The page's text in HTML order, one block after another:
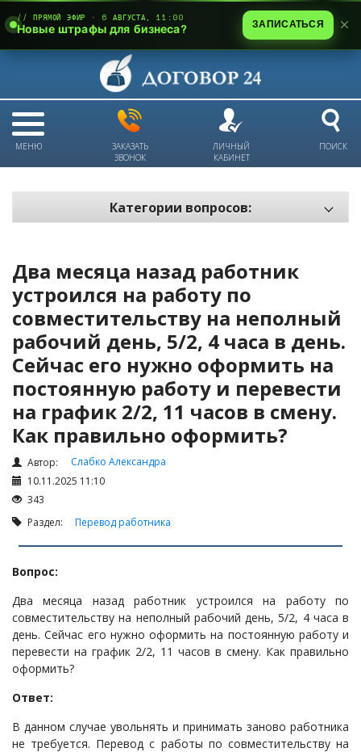
МЕНЮ
ЗАКАЗАТЬ
ЗВОНОК
ЛИЧНЫЙ
КАБИНЕТ
ПОИСК
Категории вопросов:
Техника безопасности и охрана труда
Антикризис: трудовые отношения
Антикризис: долги и обязательства
Налоги и Налогообложение
Трудовые отношения
Корпоративные отношения
Договоры
Доверенности
Интернет и право
Возмещение ущерба
Проверка государственных органов
Взыскание долга
Государственные закупки
Предварительный квалификационный отбор «Самрук-
Қазына» (ПКО)
Некоммерческие организации
Судопроизводство
Два месяца назад работник
устроился на работу по
совместительству на неполный
рабочий день, 5/2, 4 часа в день.
Сейчас его нужно оформить на
постоянную работу и перевести
на график 2/2, 11 часов в смену.
Как правильно оформить?
Автор:
Слабко Александра
10.11.2025 11:10
343
Раздел: Перевод работника
Вопрос:
Два месяца назад работник устроился на работу по
совместительству на неполный рабочий день, 5/2, 4 часа в
день. Сейчас его нужно оформить на постоянную работу и
перевести на график 2/2, 11 часов в смену. Как правильно
оформить?
Ответ:
В данном случае увольнять и принимать заново работника
не требуется. Перевод с работы по совместительству на
// ПРЯМОЙ ЭФИР · 6 АВГУСТА, 11:00
Новые штрафы для бизнеса? ЗАПИСАТЬСЯ